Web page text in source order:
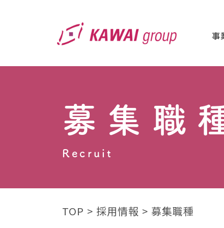
事
募集職
Recruit
TOP 採用情報 募集職種